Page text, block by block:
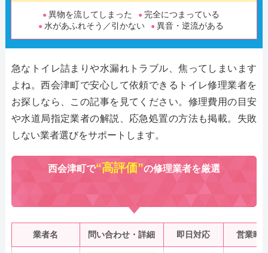
異物を流してしまった
完全につまっている
水があふれそう／引かない
異音・逆流がある
急なトイレ詰まりや水漏れトラブル、焦ってしまいます
よね。西会津町で安心して依頼できるトイレ修理業者を
お探しなら、この記事を見てください。修理費用の目安
や水道局指定業者の解説、応急処置の方法も掲載。失敗
しない業者選びをサポートします。
西会津町で“高評価”の修理業者を厳選
業者名 問い合わせ・詳細 即日対応 営業時